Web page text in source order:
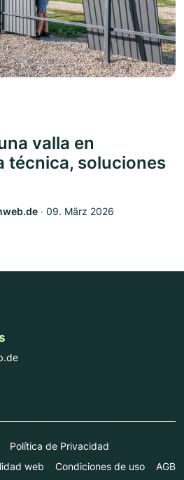
valla en
técnica, soluciones
‧ 09. März 2026
Política de Privacidad
web
Condiciones de uso AGB